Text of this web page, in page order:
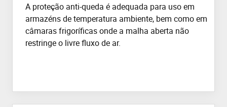
A proteção anti-queda é adequada para uso em
armazéns de temperatura ambiente, bem como em
câmaras frigoríficas onde a malha aberta não
restringe o livre fluxo de ar.